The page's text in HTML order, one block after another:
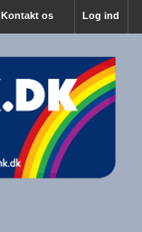
Log ind
Kontakt os